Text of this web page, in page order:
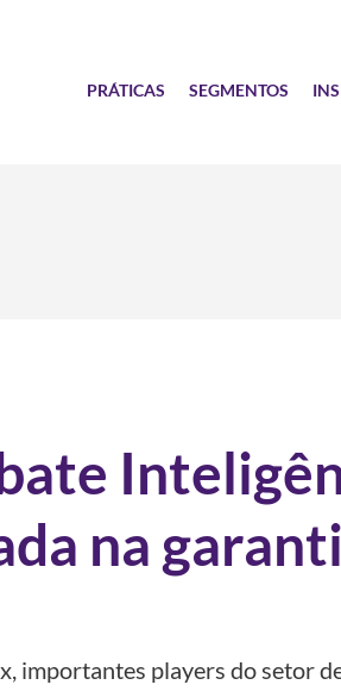
PRÁTICAS SEGMENTOS
na
importantes players do setor